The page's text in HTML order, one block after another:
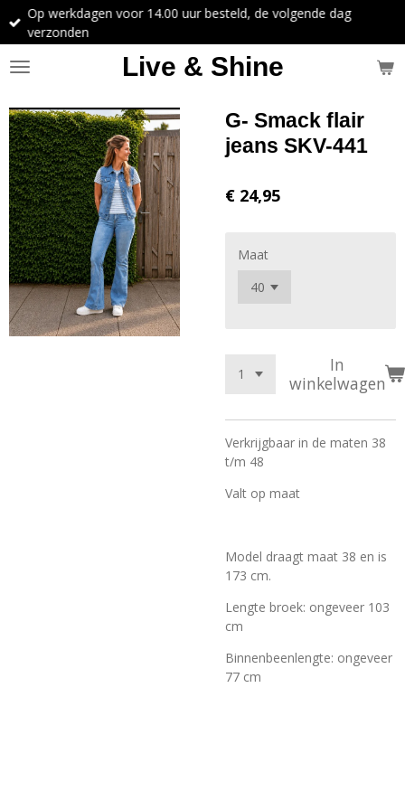
Ga
direct
de
Live & Shine
Op werkdagen voor 14.00 uur besteld, de volgende dag
verzonden
G- Smack flair
jeans SKV-441
€ 24,95
Maat
In
winkelwagen
Verkrijgbaar in de maten 38
t/m 48
Valt op maat
Model draagt maat 38 en is
173 cm.
Lengte broek: ongeveer 103
cm
Binnenbeenlengte: ongeveer
77 cm